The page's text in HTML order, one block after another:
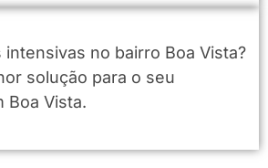
intensivas no bairro Boa Vista?
solução para o seu
Boa Vista.